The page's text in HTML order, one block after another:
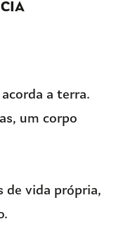
a terra.
um corpo
de vida própria,